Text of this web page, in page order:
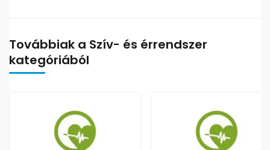
Továbbiak a Szív- és érrendszer
kategóriából